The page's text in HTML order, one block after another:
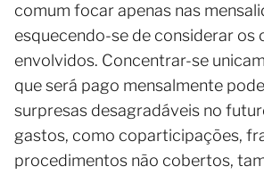
comum focar apenas nas
esquecendo-se de considerar os
envolvidos. Concentrar-se
que será pago mensalmente
surpresas desagradáveis no
gastos, como coparticipações,
procedimentos não cobertos,